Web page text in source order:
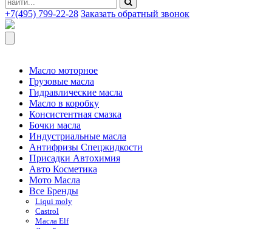
+7(495) 799-22-28 Заказать обратный звонок
Масло моторное
Грузовые масла
Гидравлические масла
Масло в коробку
Консистентная смазка
Бочки масла
Индустриальные масла
Антифризы Спецжидкости
Присадки Автохимия
Авто Косметика
Мото Масла
Все Бренды
Liqui moly
Castrol
Масла Elf